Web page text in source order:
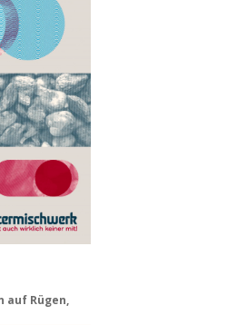
auf Rügen,